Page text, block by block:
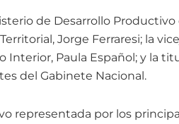
de Desarrollo Productivo
Jorge Ferraresi; la
Interior, Paula Español; y la
del Gabinete Nacional.
representada por los